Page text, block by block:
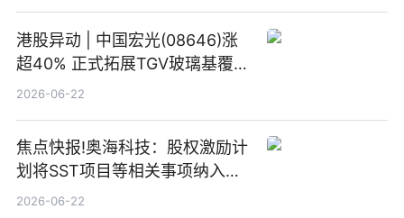
港股异动 | 中国宏光(08646)涨
超40% 正式拓展TGV玻璃基覆铜
板新材料业务
2026-06-22
焦点快报!奥海科技：股权激励计
划将SST项目等相关事项纳入专
项业务发展考核指标
2026-06-22